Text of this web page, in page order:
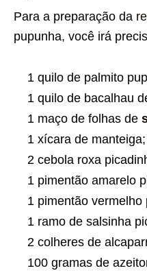
Para a preparação da
pupunha, você irá
1 quilo de palmito
1 quilo de bacalhau
1 maço de folhas de
1 xícara de manteiga;
2 cebola roxa
1 pimentão amarelo
1 pimentão vermelho
1 ramo de salsinha
2 colheres de
100 gramas de